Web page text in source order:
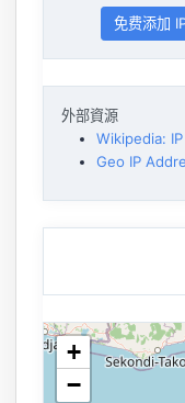
免费添加
外部資源
Wikipedia:
Geo IP
+
−